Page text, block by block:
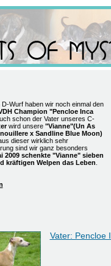
Wurf haben wir noch einmal den
Champion "Pencloe Inca
schon der Vater unseres C-
wird unsere "Vianne"(Un As
x Sandline Blue Moon)
dieser wirklich sehr
sind wir ganz besonders
2009 schenkte "Vianne" sieben
kräftigen Welpen das Leben
Vater: Pencloe